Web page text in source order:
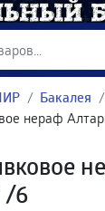
Бакалея
нераф
/6